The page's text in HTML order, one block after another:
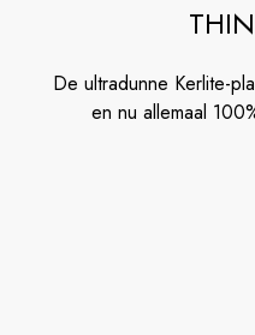
De ultradunne Kerlite-
en nu allemaal